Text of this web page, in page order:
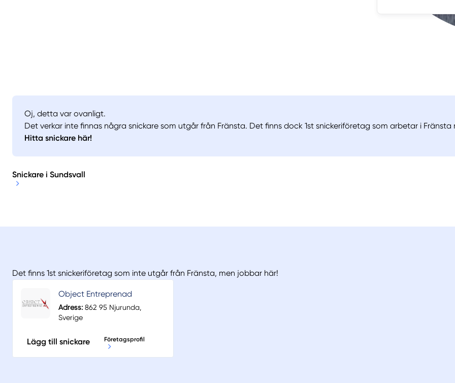
Oj, detta var ovanligt.
Det verkar inte finnas några snickare som utgår från Fränsta. Det finns dock 1st snickeriföretag som arbetar i
Hitta snickare här!
Snickare i Sundsvall
Det finns 1st snickeriföretag som inte utgår från Fränsta, men jobbar här!
Object Entreprenad
Adress: 862 95 Njurunda,
Sverige
Lägg till snickare Företagsprofil